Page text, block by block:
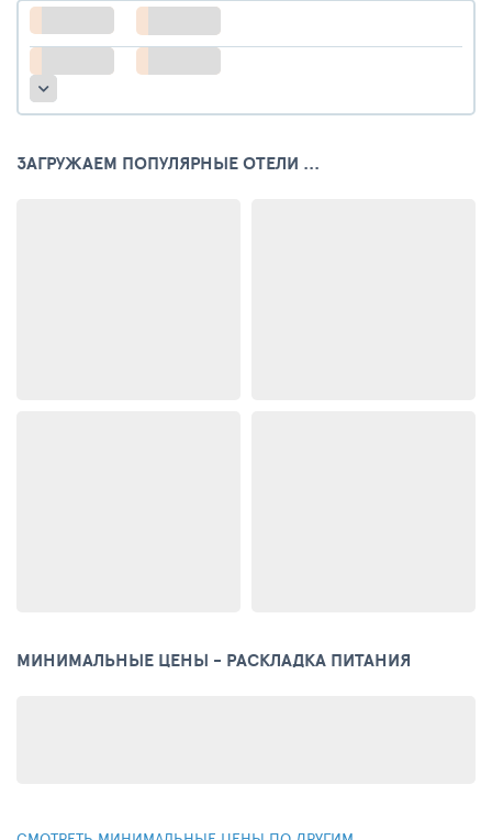
ЗАГРУЖАЕМ ПОПУЛЯРНЫЕ ОТЕЛИ ...
МИНИМАЛЬНЫЕ ЦЕНЫ - РАСКЛАДКА ПИТАНИЯ